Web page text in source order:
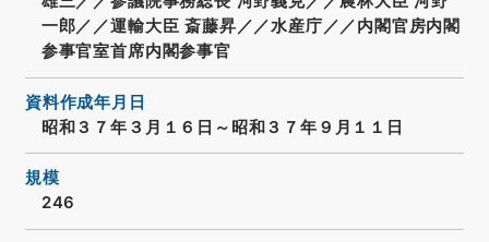
一郎／／運輸大臣 斎藤昇／／水産庁／／内閣官房内閣
参事官室首席内閣参事官
資料作成年月日
昭和３７年３月１６日～昭和３７年９月１１日
規模
246